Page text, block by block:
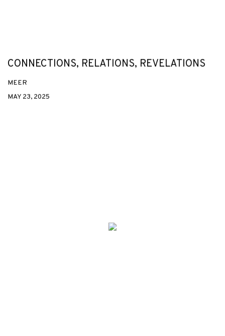
CONNECTIONS, RELATIONS, REVELATIONS
MEER
MAY 23, 2025